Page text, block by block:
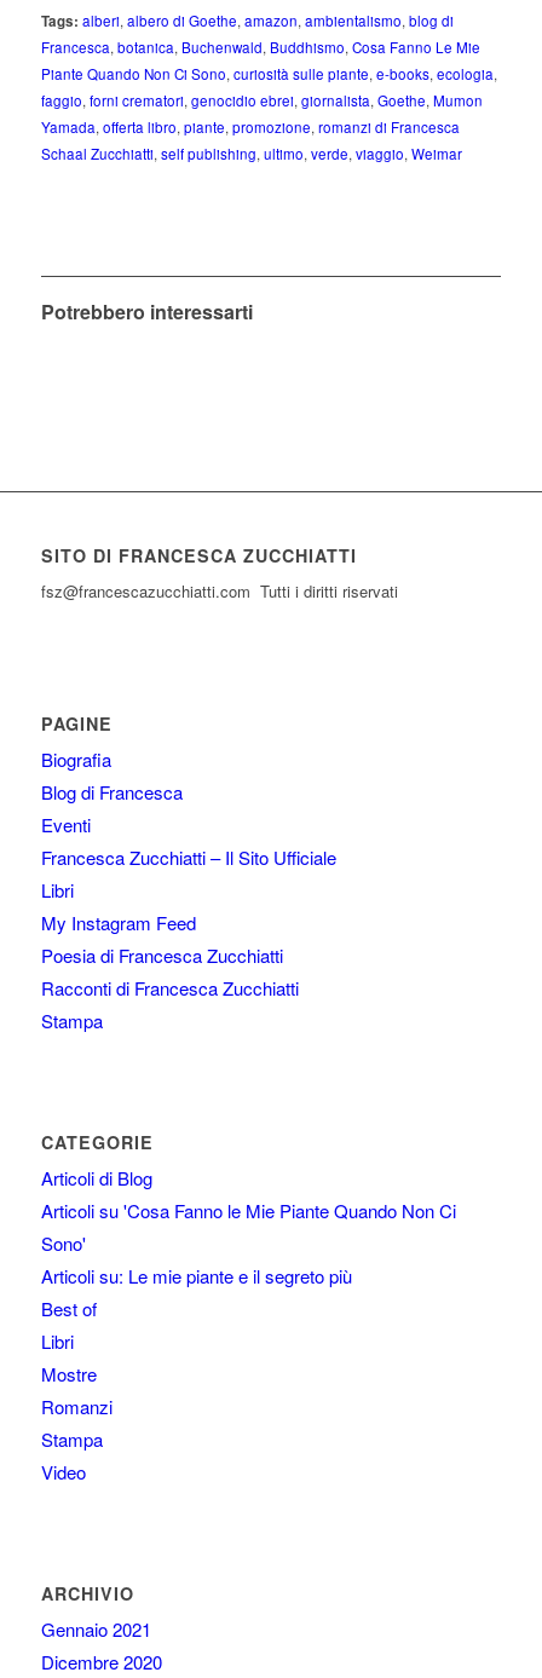
Tags: alberi,albero di Goethe,amazon,ambientalismo,blog di
Francesca,botanica, Buchenwald, Buddhismo,Cosa Fanno Le Mie
Piante Quando Non Ci Sono,curiosità sulle piante,e-books,ecologia,
faggio,forni crematori,genocidio ebrei,giornalista,Goethe,Mumon
Yamada,offerta libro,piante,promozione,romanzi di Francesca
Schaal Zucchiatti,self publishing,ultimo,verde,viaggio,Weimar
Potrebbero interessarti
SITO DI FRANCESCA ZUCCHIATTI
fsz@francescazucchiatti.com Tutti i diritti riservati
PAGINE
Biografia
Blog di Francesca
Eventi
Francesca Zucchiatti – Il Sito Ufficiale
Libri
My Instagram Feed
Poesia di Francesca Zucchiatti
Racconti di Francesca Zucchiatti
Stampa
CATEGORIE
Articoli di Blog
Articoli su 'Cosa Fanno le Mie Piante Quando Non Ci
Sono'
Articoli su: Le mie piante e il segreto più
Best of
Libri
Mostre
Romanzi
Stampa
Video
ARCHIVIO
Gennaio 2021
Dicembre 2020